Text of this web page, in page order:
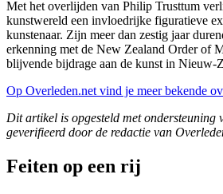
Met het overlijden van Philip Trusttum
kunstwereld een invloedrijke figuratieve
kunstenaar. Zijn meer dan zestig jaar
erkenning met de New Zealand Order of
blijvende bijdrage aan de kunst in Nieuw-
Op Overleden.net vind je meer bekende
Dit artikel is opgesteld met ondersteuning
geverifieerd door de redactie van
Feiten op een rij